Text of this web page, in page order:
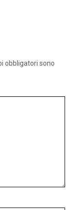
obbligatori sono